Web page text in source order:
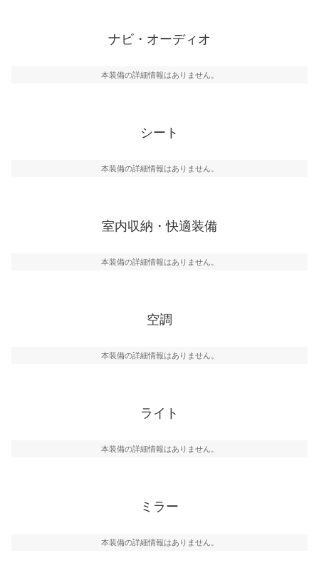
ナビ・オーディオ
本装備の詳細情報はありません。
シート
本装備の詳細情報はありません。
室内収納・快適装備
本装備の詳細情報はありません。
空調
本装備の詳細情報はありません。
ライト
本装備の詳細情報はありません。
ミラー
本装備の詳細情報はありません。